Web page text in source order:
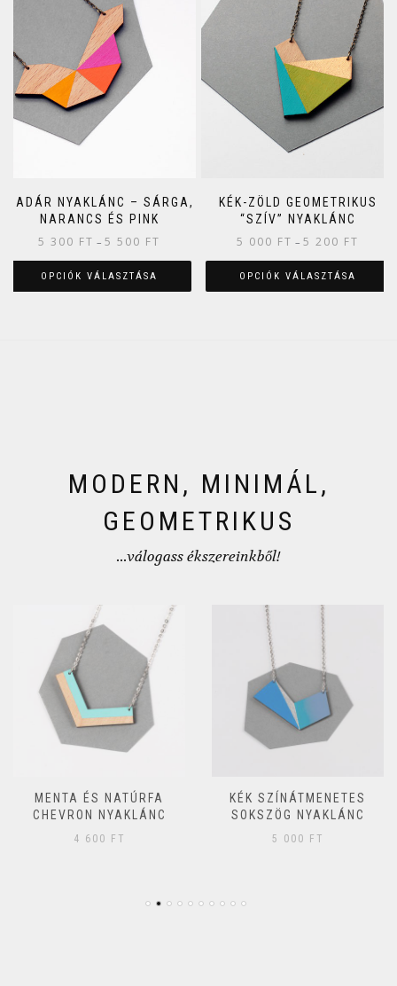
MADÁR NYAKLÁNC – SÁRGA,
NARANCS ÉS PINK
5 300 FT – 5 500 FT
OPCIÓK VÁLASZTÁSA
KÉK-ZÖLD GEOMETRIKUS
“SZÍV” NYAKLÁNC
5 000 FT – 5 200 FT
OPCIÓK VÁLASZTÁSA
MODERN, MINIMÁL,
GEOMETRIKUS
...válogass ékszereinkből!
MENTA ÉS NATÚRFA
CHEVRON NYAKLÁNC
4 600 FT
KÉK SZÍNÁTMENETES
SOKSZÖG NYAKLÁNC
5 000 FT